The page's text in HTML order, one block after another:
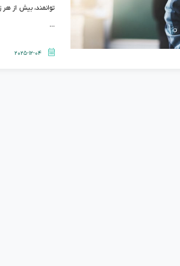
توانمند، بیش از هر
...
2025-12-04